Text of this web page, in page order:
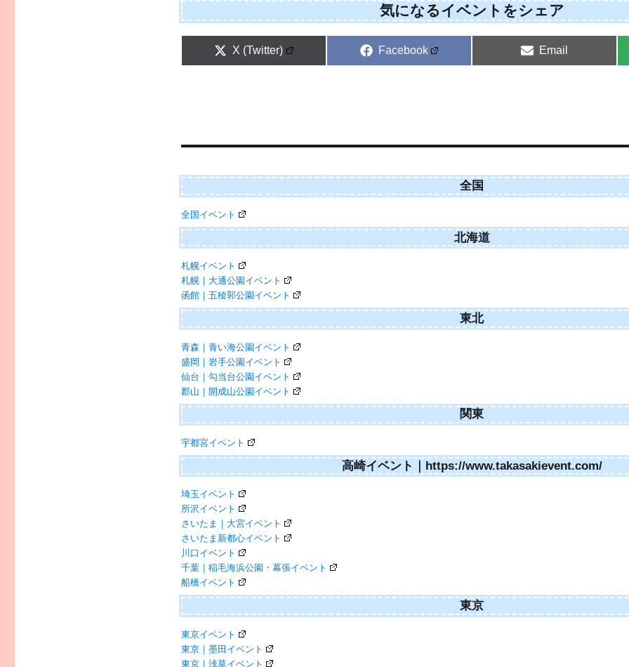
気になるイベントをシェア
Share
X (Twitter)
Share
Facebook
Share
Email
全国
全国イベント
北海道
札幌イベント
札幌｜大通公園イベント
函館｜五稜郭公園イベント
東北
青森｜青い海公園イベント
盛岡｜岩手公園イベント
仙台｜勾当台公園イベント
郡山｜開成山公園イベント
関東
宇都宮イベント
高崎イベント｜https://www.takasakievent.com/
埼玉イベント
所沢イベント
さいたま｜大宮イベント
さいたま新都心イベント
川口イベント
千葉｜稲毛海浜公園・幕張イベント
船橋イベント
東京
東京イベント
東京｜墨田イベント
東京｜浅草イベント